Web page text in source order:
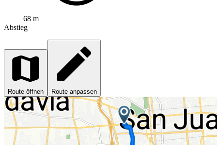
68 m
Abstieg
Route öffnen Route anpassen